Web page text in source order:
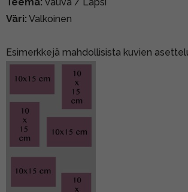
Väri: Valkoinen
Esimerkkejä mahdollisista kuvien